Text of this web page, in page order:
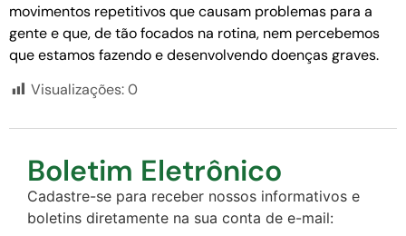
movimentos repetitivos que causam problemas para a
gente e que, de tão focados na rotina, nem percebemos
que estamos fazendo e desenvolvendo doenças graves.
Visualizações:0
Boletim Eletrônico
Cadastre-se para receber nossos informativos e
boletins diretamente na sua conta de e-mail: